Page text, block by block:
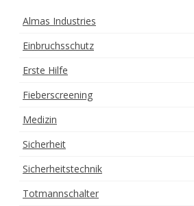
Almas Industries
Einbruchsschutz
Erste Hilfe
Fieberscreening
Medizin
Sicherheit
Sicherheitstechnik
Totmannschalter